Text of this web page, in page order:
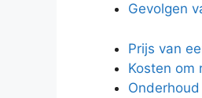
Gevolgen
Prijs van
Kosten om
Onderhoud